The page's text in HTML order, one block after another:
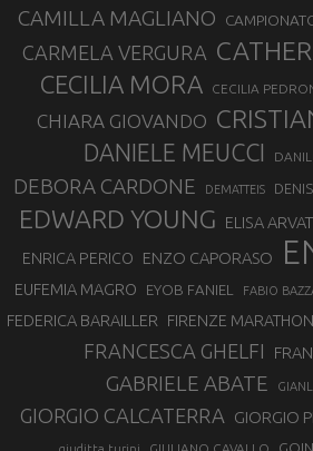
CAMILLA MAGLIANO
CARMELA VERGURA
CECILIA MORA CECILIA
CHIARA GIOVANDO
DANIELE MEUCCI
DEBORA CARDONE DEMATTEIS
EDWARD YOUNG ELISA ARVAT
ENRICA PERICO ENZO CAPORASO
EUFEMIA MAGRO EYOB FANIEL FABIO
FEDERICA BARAILLER FIRENZE MARATHON
FRANCESCA GHELFI
GABRIELE ABATE
GIORGIO CALCATERRA GIORGIO